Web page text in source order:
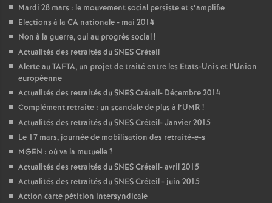
Mardi 28 mars : le mouvement social persiste et s’amplifie
Elections à la CA nationale - mai 2014
Non à la guerre, oui au progrès social!
Actualités des retraités duSNESCréteil
Alerte auTAFTA, un projet de traité entre les Etats-Unis et l’Union
européenne
Actualités des retraités duSNESCréteil- Décembre 2014
Complément retraite : un scandale de plus à l’UMR !
Actualités des retraités duSNESCréteil- Janvier 2015
Le 17 mars, journée de mobilisation des retraité-e-s
MGEN : où va la mutuelle?
Actualités des retraités duSNESCréteil- avril 2015
Actualités des retraités duSNESCréteil - juin 2015
Action carte pétition intersyndicale